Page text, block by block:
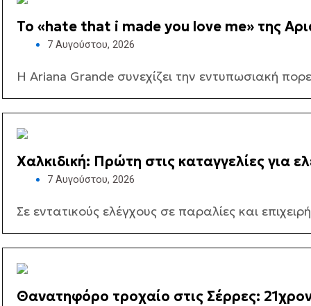
Το «hate that i made you love me» της
7 Αυγούστου, 2026
Η Ariana Grande συνεχίζει την εντυπωσιακή
Χαλκιδική: Πρώτη στις καταγγελίες για
7 Αυγούστου, 2026
Σε εντατικούς ελέγχους σε παραλίες και
Θανατηφόρο τροχαίο στις Σέρρες: